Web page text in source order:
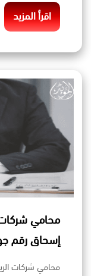
اقرأ المزيد
محامي
إسحاق رقم جوال